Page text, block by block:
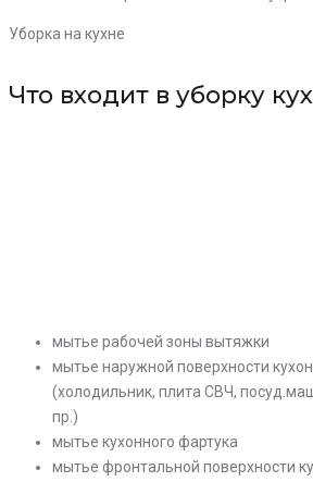
Уборка на кухне
Что входит в уборку
мытье рабочей зоны вытяжки
мытье наружной поверхности
(холодильник, плита СВЧ,
пр.)
мытье кухонного фартука
мытье фронтальной поверхности